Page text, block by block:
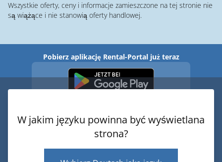
Wszystkie oferty, ceny i informacje zamieszczone na tej stronie nie
są wiążące i nie stanowią oferty handlowej.
Pobierz aplikację Rental-Portal już teraz
W jakim języku powinna być wyświetlana
strona?